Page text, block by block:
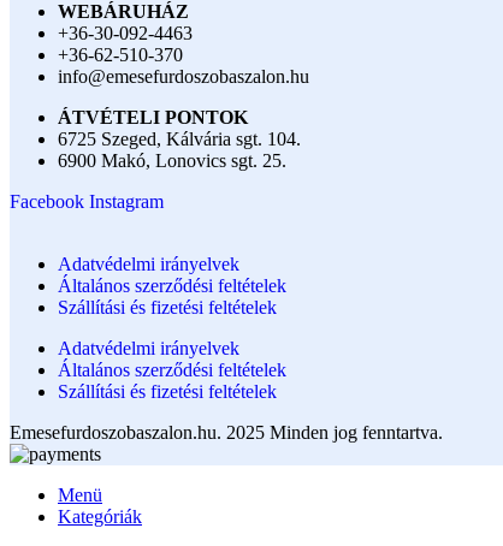
WEBÁRUHÁZ
+36-30-092-4463
+36-62-510-370
info@emesefurdoszobaszalon.hu
ÁTVÉTELI PONTOK
6725 Szeged, Kálvária sgt. 104.​
6900 Makó, Lonovics sgt. 25.
Facebook Instagram
Adatvédelmi irányelvek
Általános szerződési feltételek
Szállítási és fizetési feltételek
Adatvédelmi irányelvek
Általános szerződési feltételek
Szállítási és fizetési feltételek
Emesefurdoszobaszalon.hu. 2025 Minden jog fenntartva.
Menü
Kategóriák